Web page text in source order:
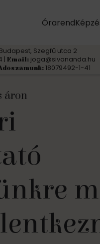
Órarend
Szegfű utca 2
| Email: joga@sivananda.hu
18079492-1-41
áron
és
Védjegye